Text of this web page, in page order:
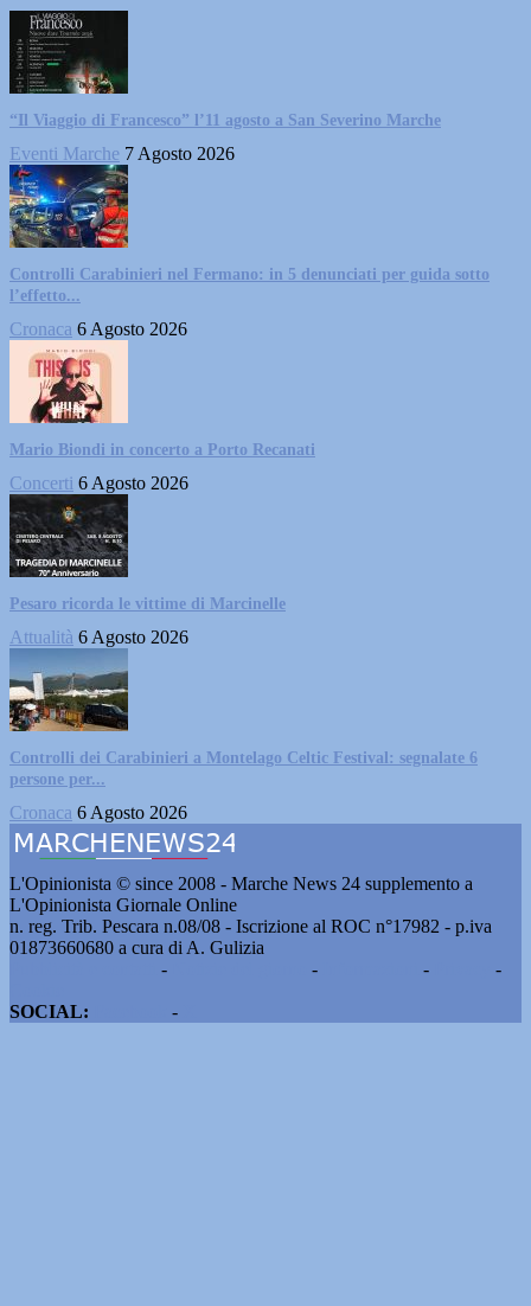
“Il Viaggio di Francesco” l’11 agosto a San Severino Marche
Eventi Marche 7 Agosto 2026
Controlli Carabinieri nel Fermano: in 5 denunciati per guida sotto
l’effetto...
Cronaca 6 Agosto 2026
Mario Biondi in concerto a Porto Recanati
Concerti 6 Agosto 2026
Pesaro ricorda le vittime di Marcinelle
Attualità 6 Agosto 2026
Controlli dei Carabinieri a Montelago Celtic Festival: segnalate 6
persone per...
Cronaca 6 Agosto 2026
L'Opinionista © since 2008 - Marche News 24 supplemento a
L'Opinionista Giornale Online
n. reg. Trib. Pescara n.08/08 - Iscrizione al ROC n°17982 - p.iva
01873660680 a cura di A. Gulizia
- - -
-
SOCIAL:
-